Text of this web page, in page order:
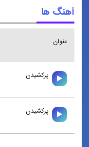
آهنگ ها
عنوان
پركشيدن
پركشيدن